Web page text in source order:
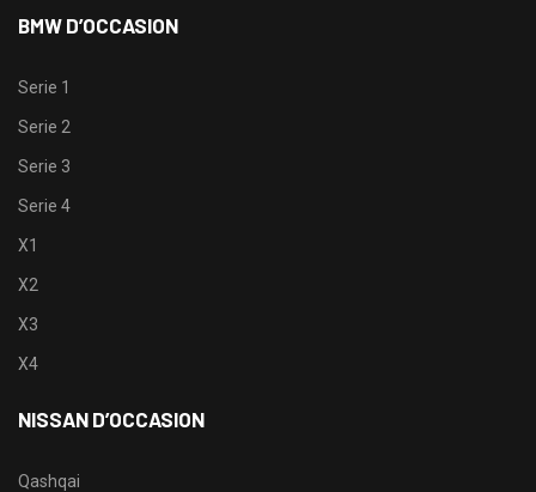
BMW D’OCCASION
Serie 1
Serie 2
Serie 3
Serie 4
X1
X2
X3
X4
NISSAN D’OCCASION
Qashqai